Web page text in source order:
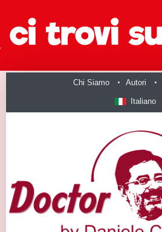
Chi Siamo Autori
Italiano